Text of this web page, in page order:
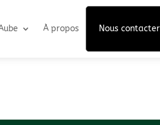
À propos Nous contacter